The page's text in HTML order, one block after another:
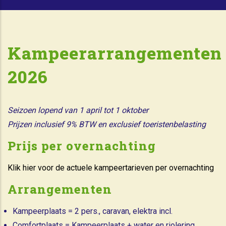
Kampeerarrangementen
2026
Seizoen lopend van 1 april tot 1 oktober
Prijzen inclusief 9% BTW en exclusief toeristenbelasting
Prijs per overnachting
Klik hier voor de actuele kampeertarieven per overnachting
Arrangementen
Kampeerplaats = 2 pers., caravan, elektra incl.